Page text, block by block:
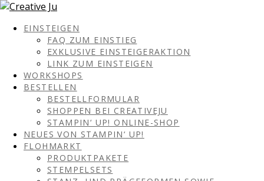
EINSTEIGEN
FAQ ZUM EINSTIEG
EXKLUSIVE EINSTEIGERAKTION
LINK ZUM EINSTEIGEN
WORKSHOPS
BESTELLEN
BESTELLFORMULAR
SHOPPEN BEI CREATIVEJU
STAMPIN‘ UP! ONLINE-SHOP
NEUES VON STAMPIN‘ UP!
FLOHMARKT
PRODUKTPAKETE
STEMPELSETS